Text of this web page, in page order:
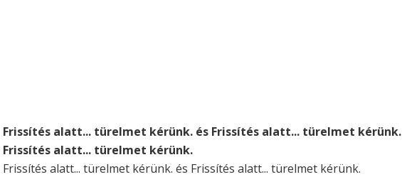
Frissítés alatt... türelmet kérünk. és Frissítés alatt... türelmet kérünk.
Frissítés alatt... türelmet kérünk.
Frissítés alatt... türelmet kérünk. és Frissítés alatt... türelmet kérünk.